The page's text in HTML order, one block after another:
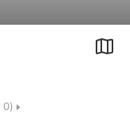
0)